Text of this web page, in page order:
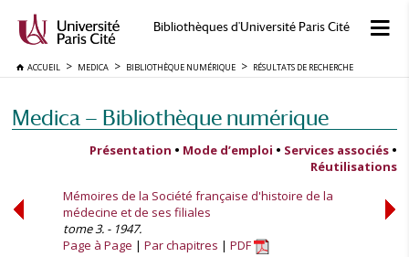
Bibliothèques d'Université Paris Cité
ACCUEIL MEDICA BIBLIOTHÈQUE NUMÉRIQUE RÉSULTATS DE RECHERCHE
Medica — Bibliothèque numérique
Présentation • Mode d’emploi • Services associés •
Réutilisations
Mémoires de la Société française d'histoire de la
médecine et de ses filiales
tome 3. - 1947.
Page à Page
Par chapitres PDF